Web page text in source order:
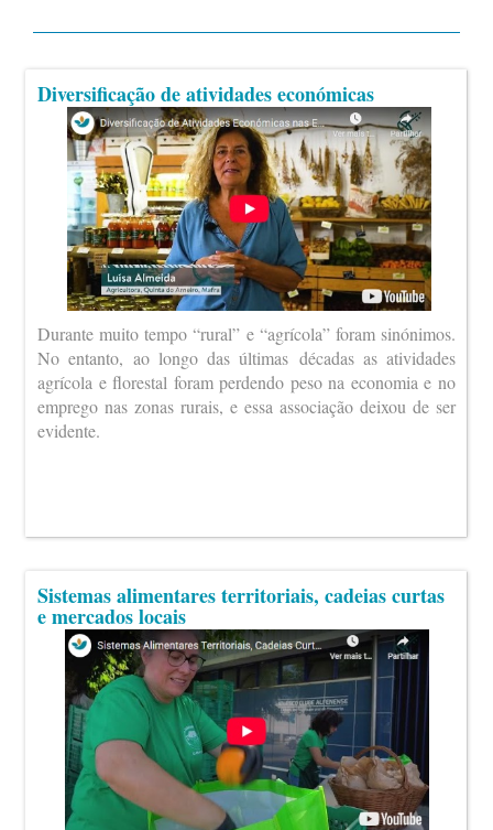
Diversificação de atividades económicas
Durante muito tempo “rural” e “agrícola” foram sinónimos.
No entanto, ao longo das últimas décadas as atividades
agrícola e florestal foram perdendo peso na economia e no
emprego nas zonas rurais, e essa associação deixou de ser
evidente.
Sistemas alimentares territoriais, cadeias curtas
e mercados locais